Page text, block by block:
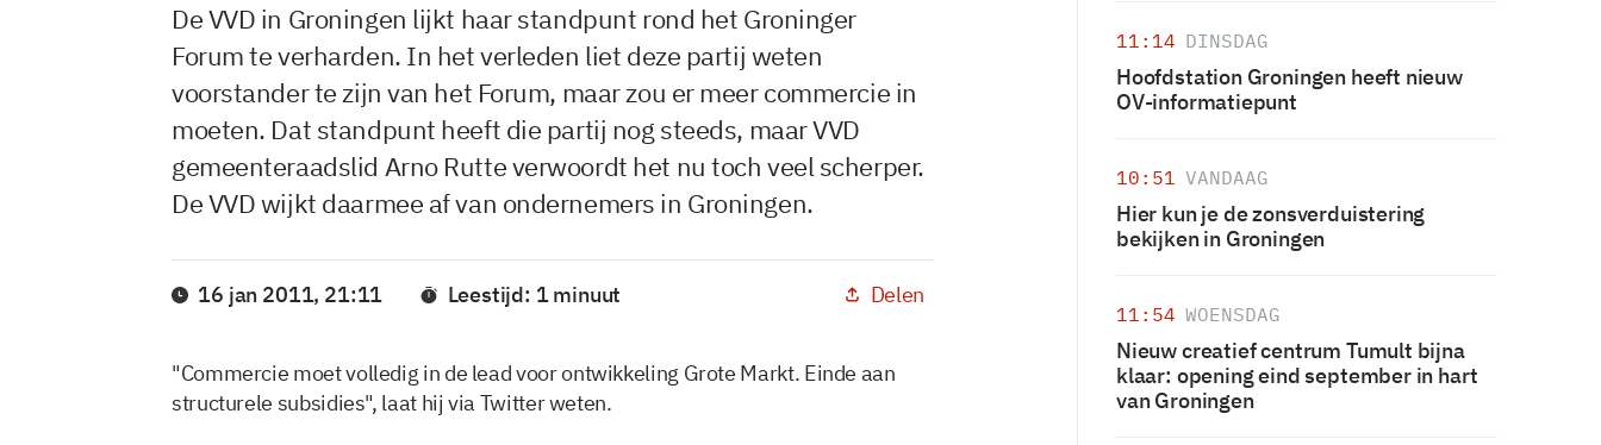
De VVD in Groningen lijkt haar standpunt rond het Groninger
Forum te verharden. In het verleden liet deze partij weten
voorstander te zijn van het Forum, maar zou er meer commercie in
moeten. Dat standpunt heeft die partij nog steeds, maar VVD
gemeenteraadslid Arno Rutte verwoordt het nu toch veel scherper.
De VVD wijkt daarmee af van ondernemers in Groningen.
16 jan 2011, 21:11 Leestijd: 1 minuut Delen
"Commercie moet volledig in de lead voor ontwikkeling Grote Markt. Einde aan
structurele subsidies", laat hij via Twitter weten.
11:14 DINSDAG
Hoofdstation Groningen heeft nieuw
OV-informatiepunt
10:51 VANDAAG
Hier kun je de zonsverduistering
bekijken in Groningen
11:54 WOENSDAG
Nieuw creatief centrum Tumult bijna
klaar: opening eind september in hart
van Groningen